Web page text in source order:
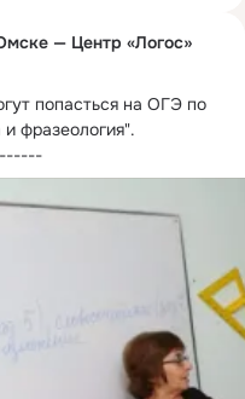
— Центр «Логос»
попасться на ОГЭ по
фразеология".